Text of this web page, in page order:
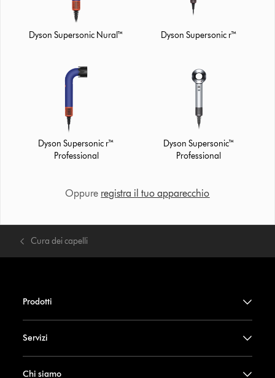
Dyson Supersonic Nural™ Dyson Supersonic r™
Dyson Supersonic r™
Professional
Dyson Supersonic™
Professional
Oppure registra il tuo apparecchio
Cura dei capelli
Prodotti
Servizi
Chi siamo